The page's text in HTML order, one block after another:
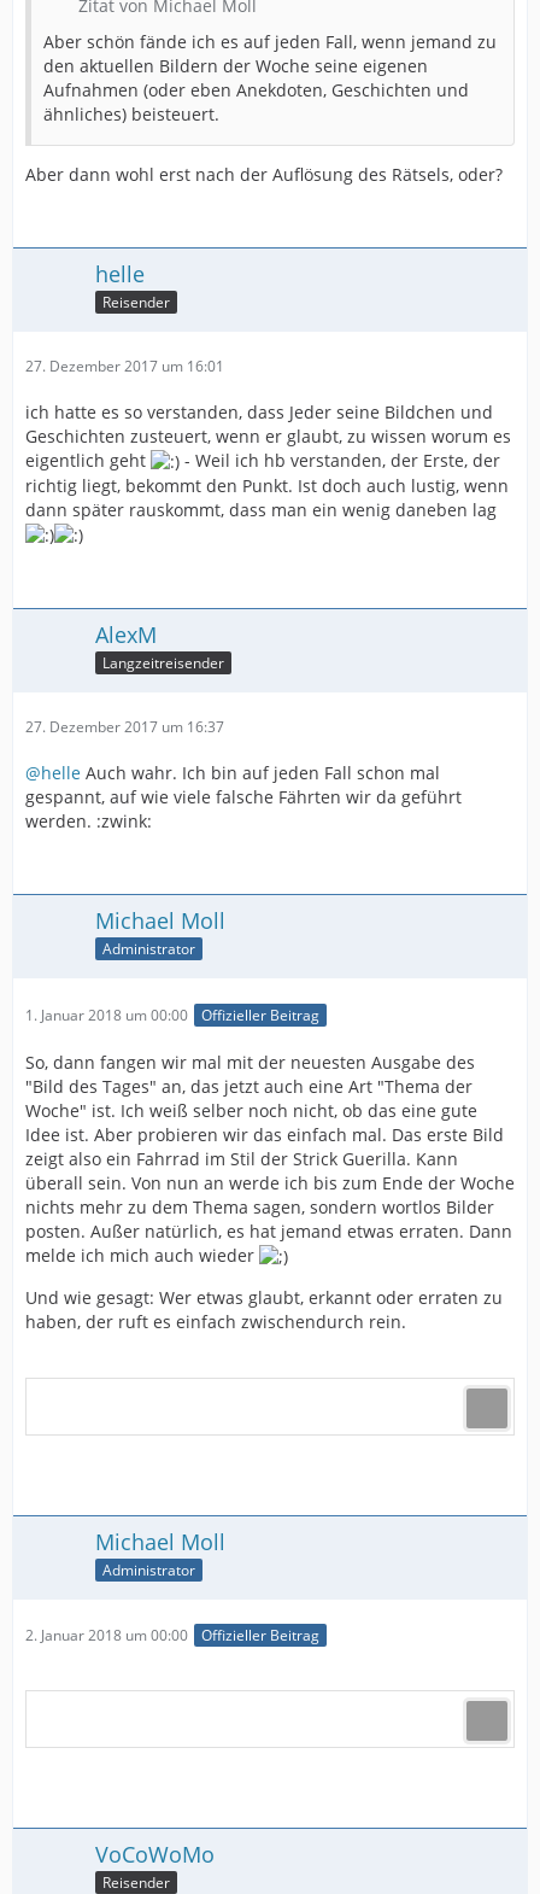
Zitat von Michael Moll
Aber schön fände ich es auf jeden Fall, wenn jemand zu
den aktuellen Bildern der Woche seine eigenen
Aufnahmen (oder eben Anekdoten, Geschichten und
ähnliches) beisteuert.
Aber dann wohl erst nach der Auflösung des Rätsels, oder?
helle
Reisender
27. Dezember 2017 um 16:01
ich hatte es so verstanden, dass Jeder seine Bildchen und
Geschichten zusteuert, wenn er glaubt, zu wissen worum es
eigentlich geht
- Weil ich hb verstanden, der Erste, der
richtig liegt, bekommt den Punkt. Ist doch auch lustig, wenn
dann später rauskommt, dass man ein wenig daneben lag
AlexM
Langzeitreisender
27. Dezember 2017 um 16:37
@helle Auch wahr. Ich bin auf jeden Fall schon mal
gespannt, auf wie viele falsche Fährten wir da geführt
werden. :zwink:
Michael Moll
Administrator
1. Januar 2018 um 00:00 Offizieller Beitrag
So, dann fangen wir mal mit der neuesten Ausgabe des
"Bild des Tages" an, das jetzt auch eine Art "Thema der
Woche" ist. Ich weiß selber noch nicht, ob das eine gute
Idee ist. Aber probieren wir das einfach mal. Das erste Bild
zeigt also ein Fahrrad im Stil der Strick Guerilla. Kann
überall sein. Von nun an werde ich bis zum Ende der Woche
nichts mehr zu dem Thema sagen, sondern wortlos Bilder
posten. Außer natürlich, es hat jemand etwas erraten. Dann
melde ich mich auch wieder
Und wie gesagt: Wer etwas glaubt, erkannt oder erraten zu
haben, der ruft es einfach zwischendurch rein.
Michael Moll
Administrator
2. Januar 2018 um 00:00 Offizieller Beitrag
VoCoWoMo
Reisender